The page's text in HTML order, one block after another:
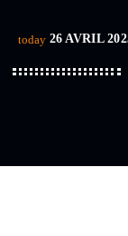
today 26 AVRIL